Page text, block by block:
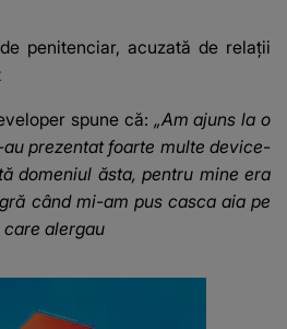
suspecți
penitenciar, acuzată de relații
spune că: „Am ajuns la o
prezentat foarte multe device-
domeniul ăsta, pentru mine era
când mi-am pus casca aia pe
alergau